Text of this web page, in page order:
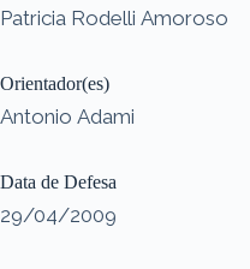
Patricia Rodelli Amoroso
Orientador(es)
Antonio Adami
Data de Defesa
29/04/2009